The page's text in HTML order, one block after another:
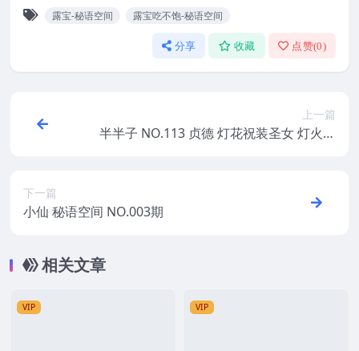
露宝-秘语空间 露宝吃不饱-秘语空间
分享 收藏 点赞(0)
上一篇
半半子 NO.113 贞德 灯花祝装圣女 灯火佳
下一篇
小仙 秘语空间 NO.003期
相关文章
VIP VIP